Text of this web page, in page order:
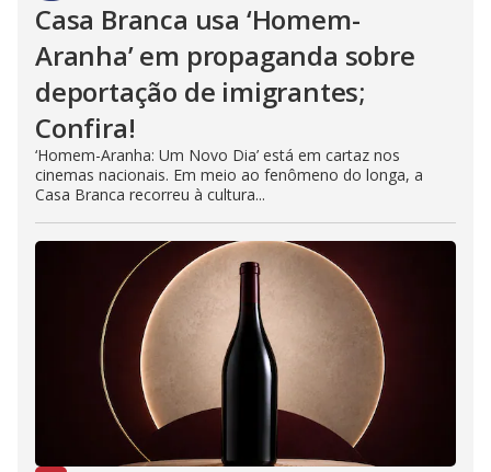
Casa Branca usa ‘Homem-
Aranha’ em propaganda sobre
deportação de imigrantes;
Confira!
‘Homem-Aranha: Um Novo Dia’ está em cartaz nos
cinemas nacionais. Em meio ao fenômeno do longa, a
Casa Branca recorreu à cultura...